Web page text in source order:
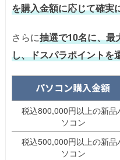
を購入金額に応じて確実
さらに抽選で10名に、最
し、ドスパラポイントを
パソコン購入金額
税込800,000円以上の新品
ソコン
税込500,000円以上の新品
ソコン